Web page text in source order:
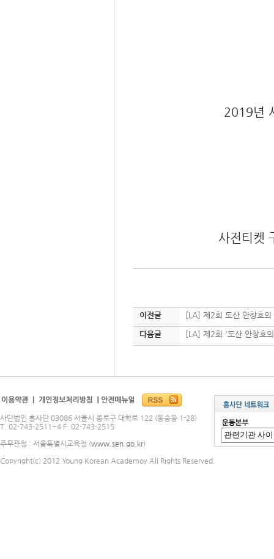
2019년
사전티켓
이전글 [LA] 제2회 도산 안창호의
다음글 [LA] 제2회 '도산 안창호
사단법인 흥사단 03086 서울시 종로구 대학로 122 (동숭동 1-28)
T. 02-743-2511~4 F. 02-743-2515
주무관청 : 서울특별시교육청 (www.sen.go.kr)
Copyright(c) 2012 Young Korean Academoy All Rights Reserved.